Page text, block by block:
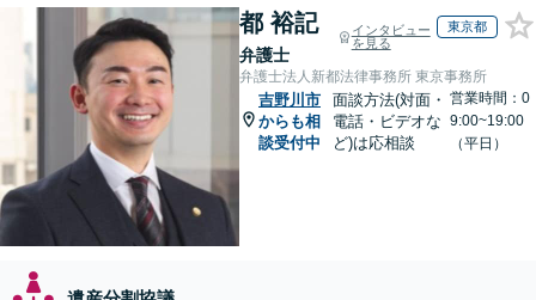
都 裕記
弁護士
インタビュー
を見る
東京都
弁護士法人新都法律事務所 東京事務所
吉野川市
からも相
談受付中
面談方法(対面・
電話・ビデオな
ど)は応相談
営業時間：0
9:00~19:00
（平日）